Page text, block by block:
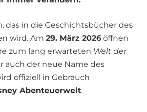
das in die Geschichtsbücher des
wird. Am 29. März 2026 öffnen
zum lang erwarteten Welt der
auch der neue Name des
offiziell in Gebrauch
Abenteuerwelt.